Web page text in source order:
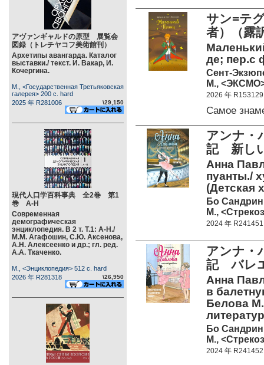
アヴァンギャルドの原型 展覧会
図録（トレチヤコフ美術館刊）
Архетипы авангарда. Каталог
выставки./ текст. И. Вакар, И.
Кочергина.
М., <Государственная Третьяковская
галерея> 200 c. hard
2025 年 R281006
\29,150
現代人口学百科事典 全2巻 第1
巻 А-Н
Современная
демографическая
энциклопедия. В 2 т. Т.1: А-Н./
М.М. Агафошин, С.Ю. Аксенова,
А.Н. Алексеенко и др.; гл. ред.
А.А. Ткаченко.
М., <Энциклопедия> 512 c. hard
2026 年 R281318
\26,950
サン=テ
者）（露
де; пер.с
Сент-
М.,
2026 年 R153129
Самое
アンナ・
記 新し
Анна
пуанты./
(Детская
Бо Сандрин
М.,
2024 年 R241451
アンナ・
記 バレ
Анна
в
Белова М.
Бо Сандрин
М.,
2024 年 R241452